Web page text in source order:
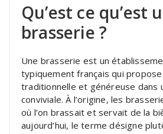
Qu’est ce qu’est
brasserie ?
Une brasserie est un
typiquement français qui propose
traditionnelle et généreuse dans
conviviale. À l’origine, les
où l’on brassait et servait de la
aujourd’hui, le terme désigne